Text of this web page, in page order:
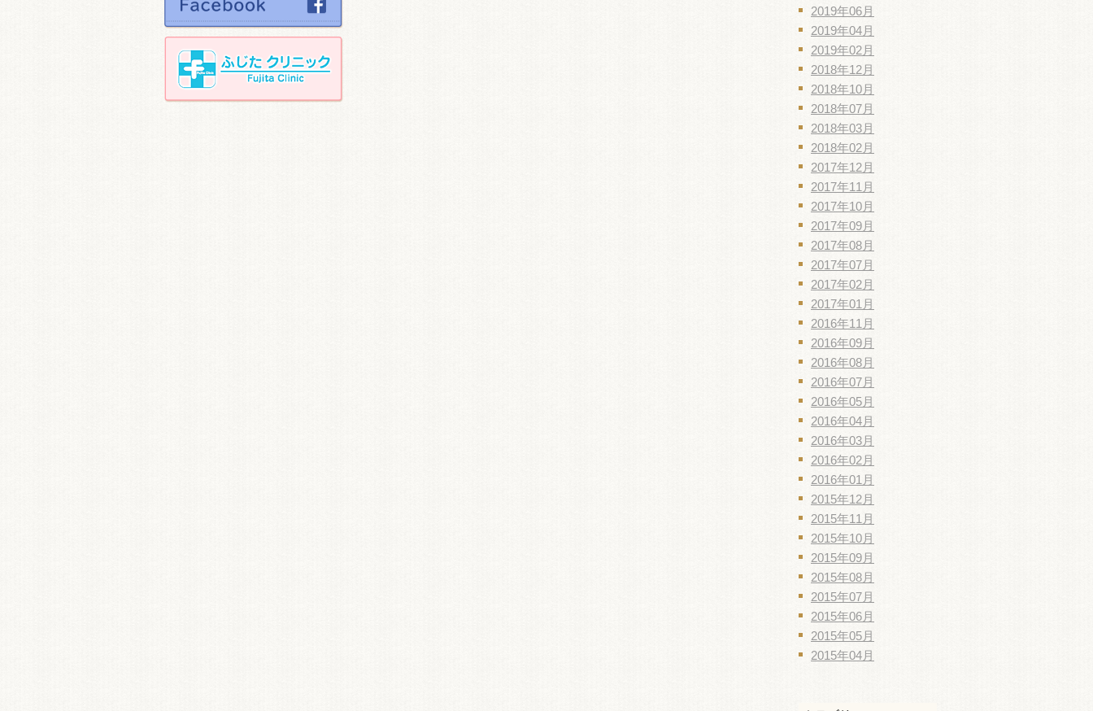
2019年06月
2019年04月
2019年02月
2018年12月
2018年10月
2018年07月
2018年03月
2018年02月
2017年12月
2017年11月
2017年10月
2017年09月
2017年08月
2017年07月
2017年02月
2017年01月
2016年11月
2016年09月
2016年08月
2016年07月
2016年05月
2016年04月
2016年03月
2016年02月
2016年01月
2015年12月
2015年11月
2015年10月
2015年09月
2015年08月
2015年07月
2015年06月
2015年05月
2015年04月